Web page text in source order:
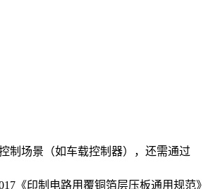
制场景（如车载控制器），还需通过
《印制电路用覆铜箔层压板通用规范》